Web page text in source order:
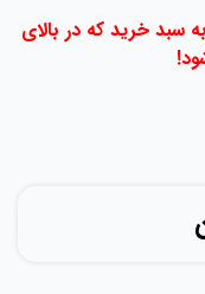
سبد خرید که در بالای